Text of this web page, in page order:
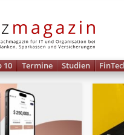
10 Termine Studien